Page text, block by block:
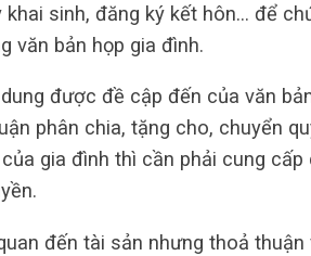
khai sinh, đăng ký kết hôn… để
văn bản họp gia đình.
được đề cập đến của văn
phân chia, tặng cho, chuyển
gia đình thì cần phải cung
đến tài sản nhưng thoả